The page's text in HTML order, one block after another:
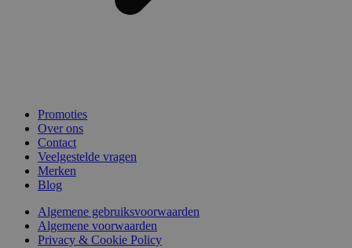
Promoties
Over ons
Contact
Veelgestelde vragen
Merken
Blog
Algemene gebruiksvoorwaarden
Algemene voorwaarden
Privacy & Cookie Policy